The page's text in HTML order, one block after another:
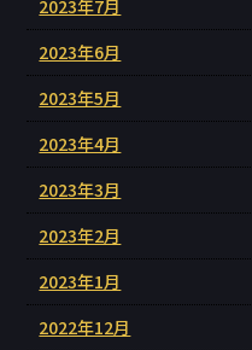
2023年7月
2023年6月
2023年5月
2023年4月
2023年3月
2023年2月
2023年1月
2022年12月